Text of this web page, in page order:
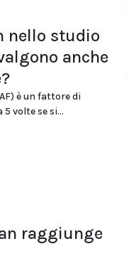
nello studio
anche
è un fattore di
volte se si...
raggiunge